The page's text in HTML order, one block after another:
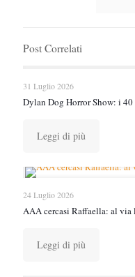
Post Correlati
31 Luglio 2026
Dylan Dog Horror Show: i
Leggi di più
24 Luglio 2026
AAA cercasi Raffaella: al
Leggi di più